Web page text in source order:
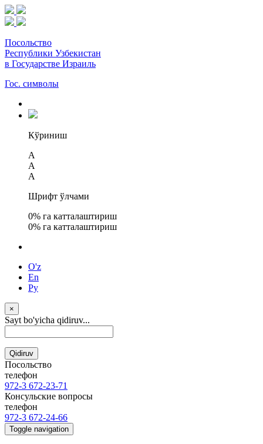
Посольство
Республики Узбекистан
в Государстве Израиль
Гос. символы
Кўриниш
A
A
A
Шрифт ўлчами
0% га катталаштириш
0% га катталаштириш
O'z
En
Ру
×
Sayt bo'yicha qidiruv...
Qidiruv
Посольство
телефон
972-3 672-23-71
Консульские вопросы
телефон
972-3 672-24-66
Toggle navigation